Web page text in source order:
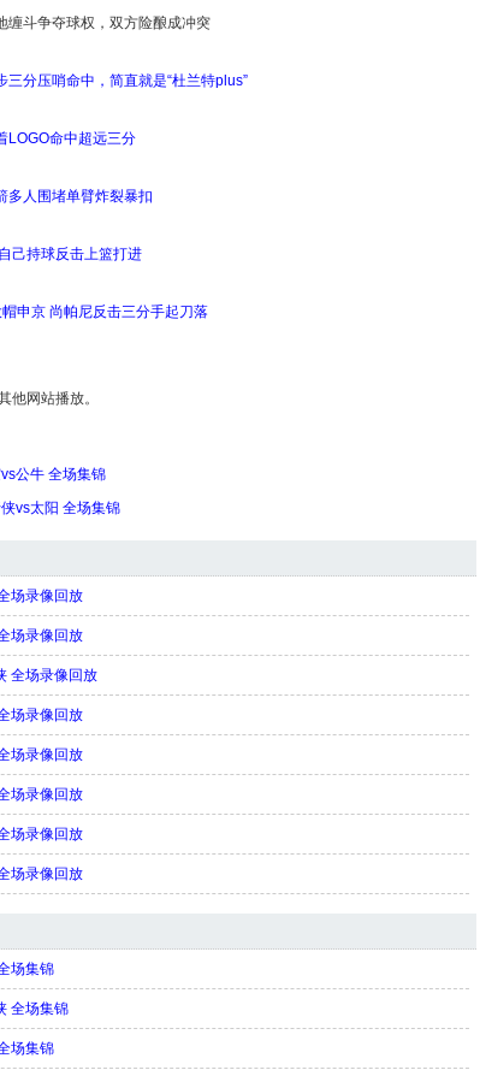
缠斗争夺球权，双方险酿成冲突
分压哨命中，简直就是“杜兰特plus”
LOGO命中超远三分
多人围堵单臂炸裂暴扣
己持球反击上篮打进
申京 尚帕尼反击三分手起刀落
他网站播放。
公牛 全场集锦
vs太阳 全场集锦
场录像回放
场录像回放
全场录像回放
场录像回放
场录像回放
场录像回放
场录像回放
场录像回放
场集锦
全场集锦
场集锦